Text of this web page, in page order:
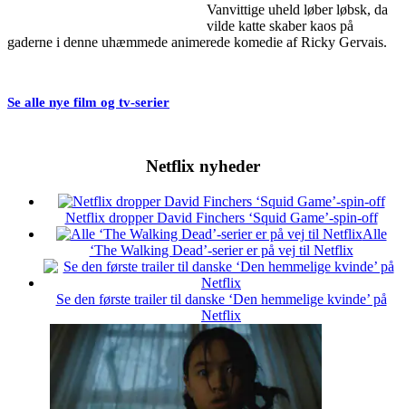
Vanvittige uheld løber løbsk, da
vilde katte skaber kaos på
gaderne i denne uhæmmede animerede komedie af Ricky Gervais.
Se alle nye film og tv-serier
Netflix nyheder
Netflix dropper David Finchers ‘Squid Game’-spin-off
Alle
‘The Walking Dead’-serier er på vej til Netflix
Se den første trailer til danske ‘Den hemmelige kvinde’ på
Netflix